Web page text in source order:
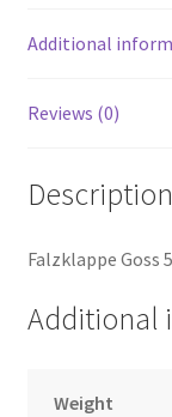
Additional
Reviews (0)
Description
Falzklappe Goss
Additional
Weight